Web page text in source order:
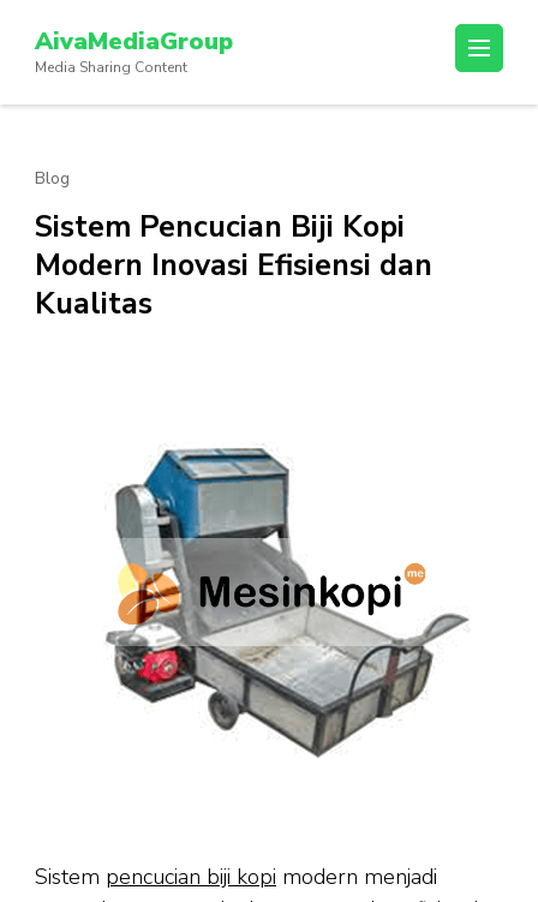
konten
(Tekan
AivaMediaGroup
Media Sharing Content
Blog
Sistem Pencucian Biji Kopi
Modern Inovasi Efisiensi dan
Kualitas
Sistem pencucian biji kopi modern menjadi